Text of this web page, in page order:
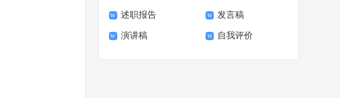
述职报告 发言稿
演讲稿 自我评价